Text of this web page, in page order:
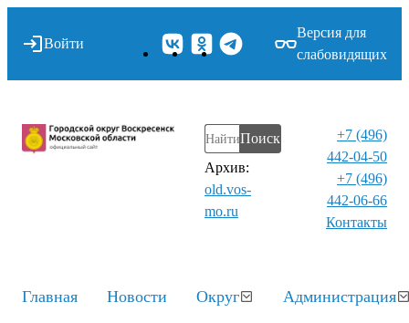
Войти
Версия для
слабовидящих
Поиск
Архив:
old.vos-
mo.ru
+7 (496)
442-04-50
+7 (496)
442-06-66
Контакты⁠
Главная Новости Округ Администрация